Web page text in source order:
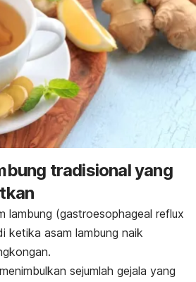
tradisional yang
lambung (gastroesophageal reflux
ketika asam lambung naik
sejumlah gejala yang